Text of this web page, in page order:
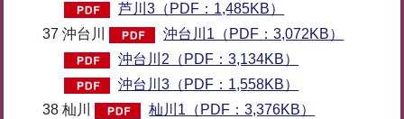
芦川3（PDF：1,485KB）
37 沖台川
沖台川1（PDF：3,072KB）
沖台川2（PDF：3,134KB）
沖台川3（PDF：1,558KB）
38 杣川
杣川1（PDF：3,376KB）